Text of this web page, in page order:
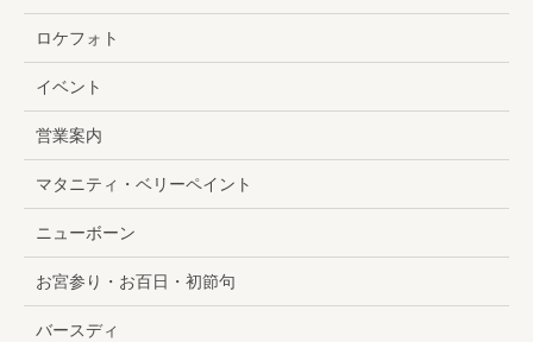
ロケフォト
イベント
営業案内
マタニティ・ベリーペイント
ニューボーン
お宮参り・お百日・初節句
バースディ